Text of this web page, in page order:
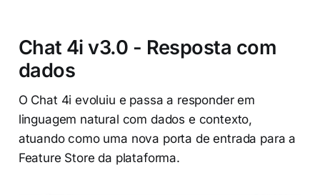
Chat 4i v3.0 - Resposta com
dados
O Chat 4i evoluiu e passa a responder em
linguagem natural com dados e contexto,
atuando como uma nova porta de entrada para a
Feature Store da plataforma.